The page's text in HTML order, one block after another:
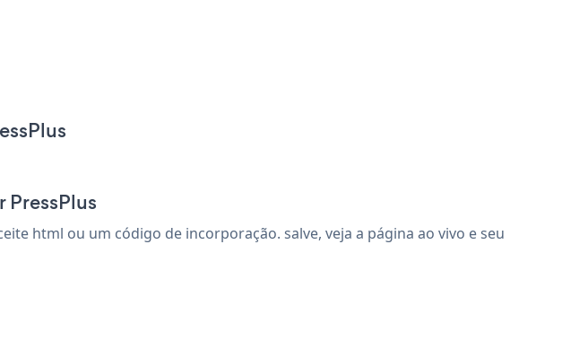
html ou um código de incorporação. salve, veja a página ao vivo e seu